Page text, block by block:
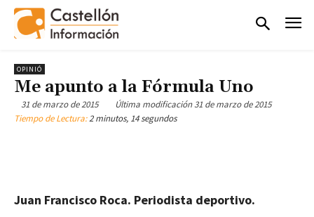
OPINIÓ
Me apunto a la Fórmula Uno
31 de marzo de 2015 Última modificación 31 de marzo de 2015
Tiempo de Lectura:2 minutos, 14 segundos
Juan Francisco Roca. Periodista deportivo.